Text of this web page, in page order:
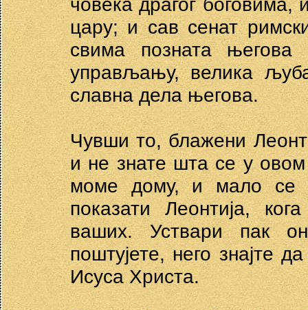
цару; и сав сенат
свима позната
управљању, велика
славна дела његова.
Чувши то, блажени
и не знате шта се у
моме дому, и мало се
показати Леонтија,
ваших. Уствари пак
поштујете, него знајте
Исуса Христа.